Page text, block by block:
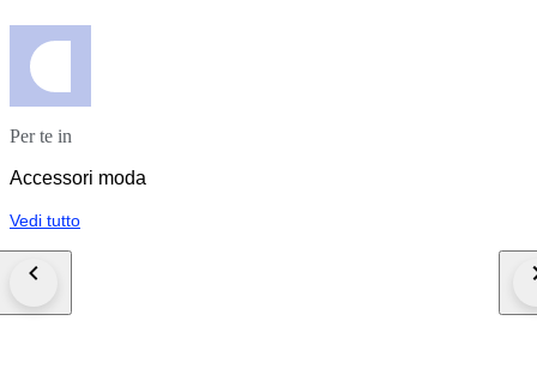
Per te in
Accessori moda
Vedi tutto